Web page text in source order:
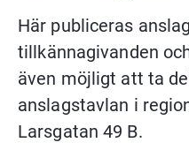
Här publiceras
tillkännagivanden
även möjligt att ta
anslagstavlan i
Larsgatan 49 B.